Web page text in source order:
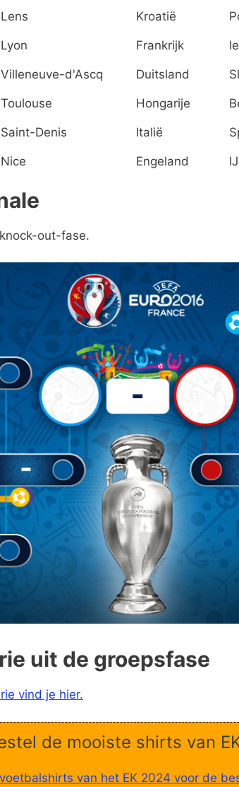
Lens Kroatië
Lyon Frankrijk
Villeneuve-d'Ascq Duitsland
Toulouse Hongarije
Saint-Denis Italië
Nice Engeland
out-fase.
uit de groepsfase
vind je hier.
de mooiste shirts van
van het EK 2024 voor de